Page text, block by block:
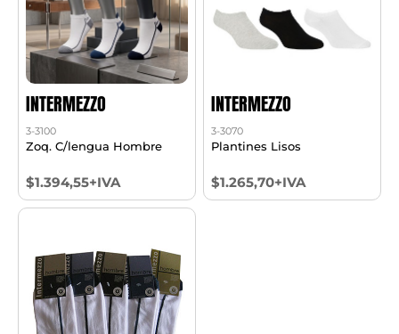
INTERMEZZO
3-3100
Zoq. C/lengua Hombre
$1.394,55+IVA
INTERMEZZO
3-3070
Plantines Lisos
$1.265,70+IVA